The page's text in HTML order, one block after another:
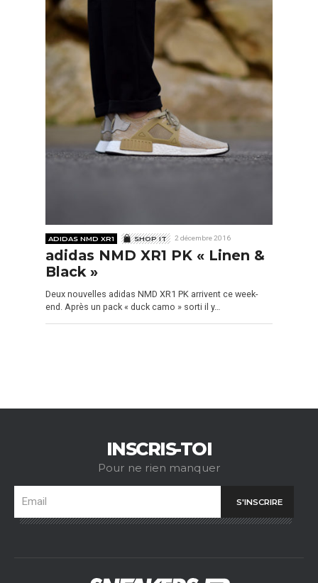
ADIDAS NMD XR1 SHOP IT 2 décembre 2016
adidas NMD XR1 PK « Linen &
Black »
Deux nouvelles adidas NMD XR1 PK arrivent ce week-
end. Après un pack « duck camo » sorti il y…
INSCRIS-TOI
Pour ne rien manquer